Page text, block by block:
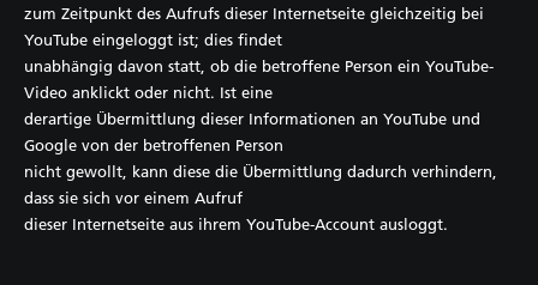
zum Zeitpunkt des Aufrufs dieser Internetseite gleichzeitig bei
YouTube eingeloggt ist; dies findet
unabhängig davon statt, ob die betroffene Person ein YouTube-
Video anklickt oder nicht. Ist eine
derartige Übermittlung dieser Informationen an YouTube und
Google von der betroffenen Person
nicht gewollt, kann diese die Übermittlung dadurch verhindern,
dass sie sich vor einem Aufruf
dieser Internetseite aus ihrem YouTube-Account ausloggt.